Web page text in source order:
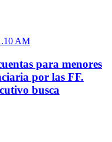
para menores
por las FF.
busca